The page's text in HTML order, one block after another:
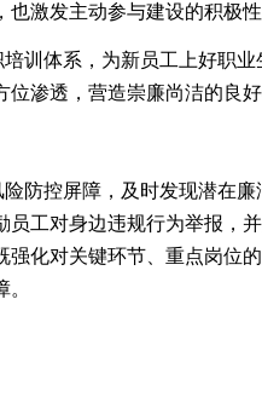
激发主动参与建设的积极性
训体系，为新员工上好职
渗透，营造崇廉尚洁的良好
防控屏障，及时发现潜在
工对身边违规行为举报，
化对关键环节、重点岗位